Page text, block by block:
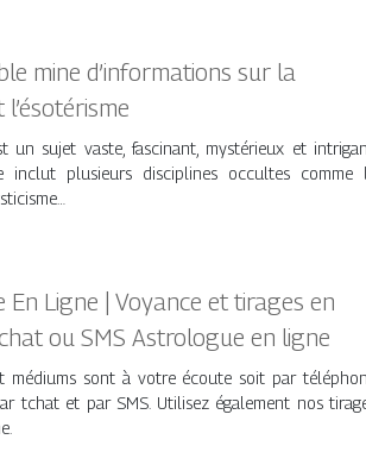
mine d’informations sur la
un sujet vaste, fascinant, mystérieux et
inclut plusieurs disciplines occultes comme
En Ligne | Voyance et tirages en
ou SMS Astrologue en ligne
médiums sont à votre écoute soit par
tchat et par SMS. Utilisez également nos